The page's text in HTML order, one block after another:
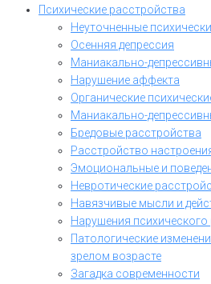
Психические расстройства
Неуточненные
Осенняя депрессия
Маниакально-
Нарушение аффекта
Органические
Маниакально-
Бредовые расстройства
Расстройство
Эмоциональные и
Невротические
Навязчивые мысли и
Нарушения психического
Патологические
зрелом возрасте
Загадка современности